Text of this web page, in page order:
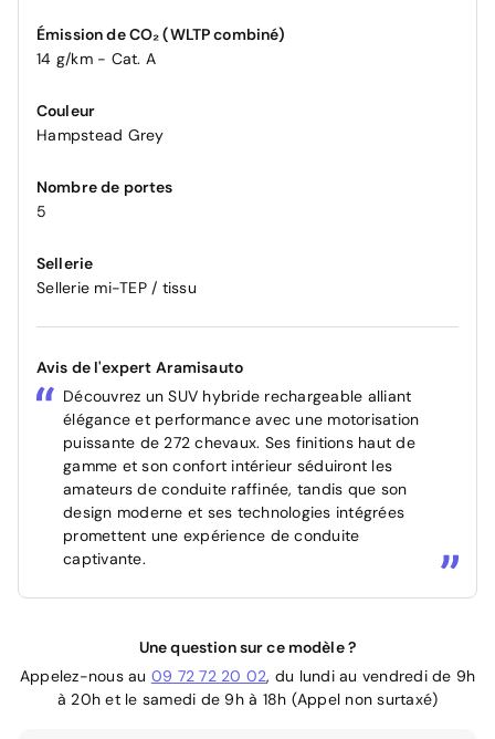
Émission de CO₂ (WLTP combiné)
14 g/km - Cat. A
Couleur
Hampstead Grey
Nombre de portes
5
Sellerie
Sellerie mi-TEP / tissu
Avis de l'expert Aramisauto
Découvrez un SUV hybride rechargeable alliant
élégance et performance avec une motorisation
puissante de 272 chevaux. Ses finitions haut de
gamme et son confort intérieur séduiront les
amateurs de conduite raffinée, tandis que son
design moderne et ses technologies intégrées
promettent une expérience de conduite
captivante.
Une question sur ce modèle ?
Appelez-nous au 09 72 72 20 02, du lundi au vendredi de 9h
à 20h et le samedi de 9h à 18h (Appel non surtaxé)